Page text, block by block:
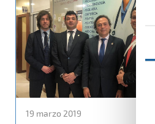
19 marzo 2019